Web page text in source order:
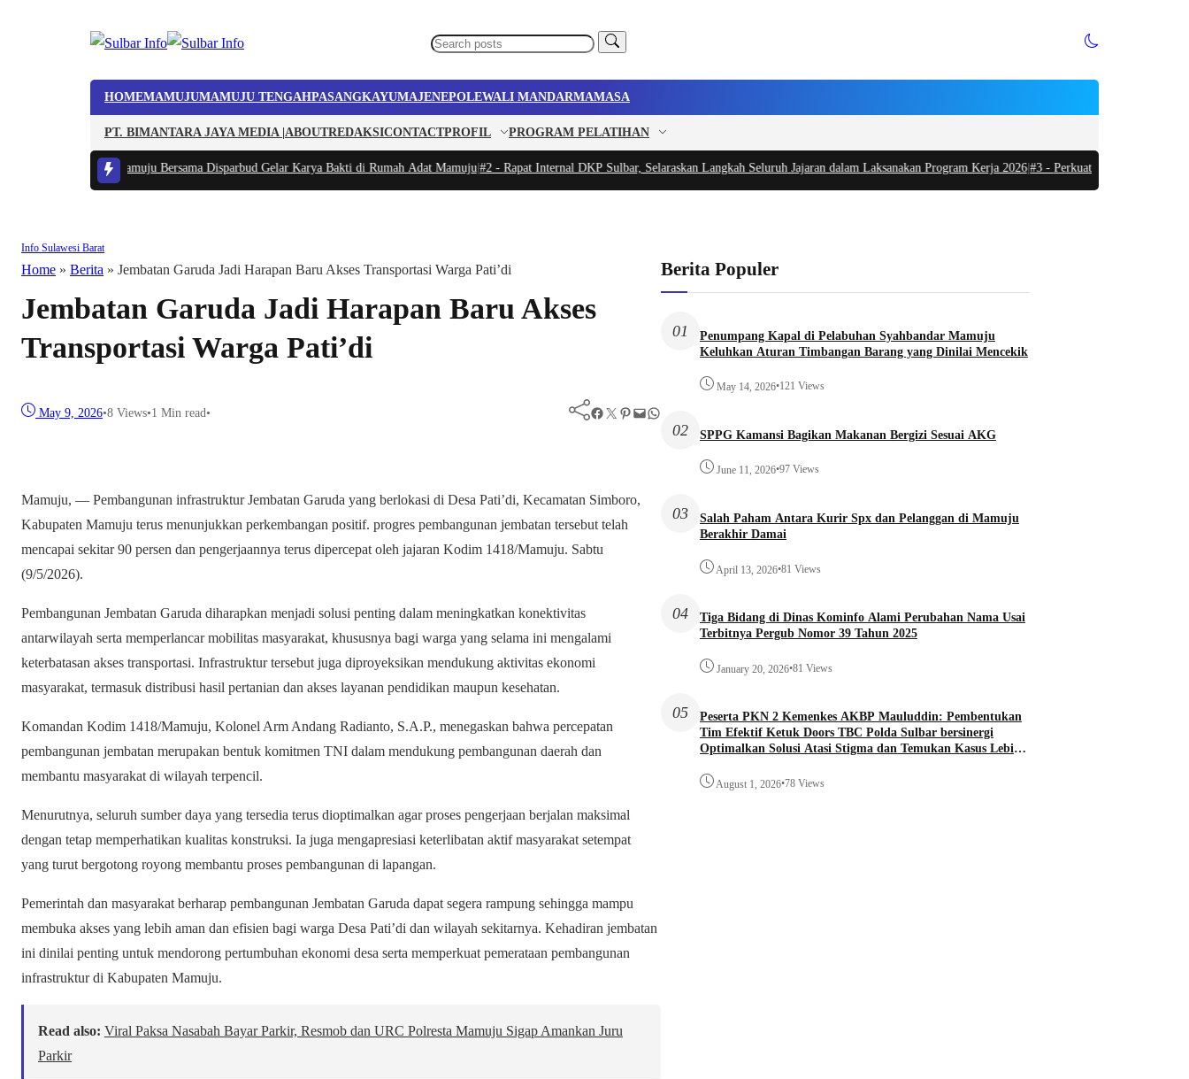
HOMEMAMUJUMAMUJU TENGAHPASANGKAYUMAJENEPOLEWALI MANDARMAMASA
PT. BIMANTARA JAYA MEDIA | ABOUTREDAKSICONTACTPROFIL PROGRAM PELATIHAN
Kodim 1418/Mamuju Bersama Disparbud Gelar Karya Bakti di Rumah Adat Mamuju|#2 -Rapat Internal DKP Sulbar, Selaraskan Langkah Seluruh Jajaran dalam Laksanakan Program Kerja 2026|#3 -Perkuat Sinergi dan
Info Sulawesi Barat
Home » Berita » Jembatan Garuda Jadi Harapan Baru Akses Transportasi Warga Pati’di
Jembatan Garuda Jadi Harapan Baru Akses
Transportasi Warga Pati’di
May 9, 2026•8 Views•1 Min read• Facebook Twitter Pinterest Mail WhatsApp
Mamuju, — Pembangunan infrastruktur Jembatan Garuda yang berlokasi di Desa Pati’di, Kecamatan Simboro,
Kabupaten Mamuju terus menunjukkan perkembangan positif. progres pembangunan jembatan tersebut telah
mencapai sekitar 90 persen dan pengerjaannya terus dipercepat oleh jajaran Kodim 1418/Mamuju. Sabtu
(9/5/2026).
Pembangunan Jembatan Garuda diharapkan menjadi solusi penting dalam meningkatkan konektivitas
antarwilayah serta memperlancar mobilitas masyarakat, khususnya bagi warga yang selama ini mengalami
keterbatasan akses transportasi. Infrastruktur tersebut juga diproyeksikan mendukung aktivitas ekonomi
masyarakat, termasuk distribusi hasil pertanian dan akses layanan pendidikan maupun kesehatan.
Komandan Kodim 1418/Mamuju, Kolonel Arm Andang Radianto, S.A.P., menegaskan bahwa percepatan
pembangunan jembatan merupakan bentuk komitmen TNI dalam mendukung pembangunan daerah dan
membantu masyarakat di wilayah terpencil.
Menurutnya, seluruh sumber daya yang tersedia terus dioptimalkan agar proses pengerjaan berjalan maksimal
dengan tetap memperhatikan kualitas konstruksi. Ia juga mengapresiasi keterlibatan aktif masyarakat setempat
yang turut bergotong royong membantu proses pembangunan di lapangan.
Pemerintah dan masyarakat berharap pembangunan Jembatan Garuda dapat segera rampung sehingga mampu
membuka akses yang lebih aman dan efisien bagi warga Desa Pati’di dan wilayah sekitarnya. Kehadiran jembatan
ini dinilai penting untuk mendorong pertumbuhan ekonomi desa serta memperkuat pemerataan pembangunan
infrastruktur di Kabupaten Mamuju.
Read also: Viral Paksa Nasabah Bayar Parkir, Resmob dan URC Polresta Mamuju Sigap Amankan Juru
Parkir
Berita Populer
01
Penumpang Kapal di Pelabuhan Syahbandar Mamuju
Keluhkan Aturan Timbangan Barang yang Dinilai Mencekik
May 14, 2026•121 Views
02 SPPG Kamansi Bagikan Makanan Bergizi Sesuai AKG
June 11, 2026•97 Views
03
Salah Paham Antara Kurir Spx dan Pelanggan di Mamuju
Berakhir Damai
April 13, 2026•81 Views
04
Tiga Bidang di Dinas Kominfo Alami Perubahan Nama Usai
Terbitnya Pergub Nomor 39 Tahun 2025
January 20, 2026•81 Views
05
Peserta PKN 2 Kemenkes AKBP Mauluddin: Pembentukan
Tim Efektif Ketuk Doors TBC Polda Sulbar bersinergi
Optimalkan Solusi Atasi Stigma dan Temukan Kasus Lebih
August 1, 2026•78 Views